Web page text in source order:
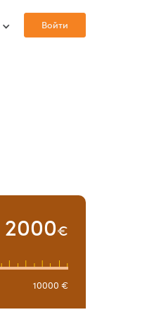
Войти
2000€
10000 €